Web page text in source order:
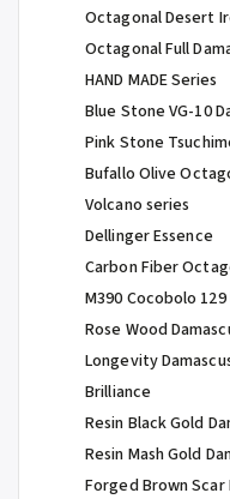
Octagonal Desert
Octagonal Full
HAND MADE Series
Blue Stone VG-10
Pink Stone
Bufallo Olive
Volcano series
Dellinger Essence
Carbon Fiber
M390 Cocobolo
Rose Wood
Longevity
Brilliance
Resin Black Gold
Resin Mash Gold
Forged Brown Scar